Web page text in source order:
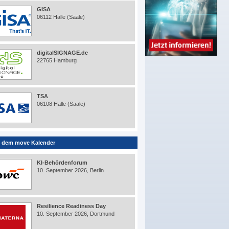
GISA
06112 Halle (Saale)
digitalSIGNAGE.de
22765 Hamburg
TSA
06108 Halle (Saale)
dem move Kalender
KI-Behördenforum
10. September 2026, Berlin
Resilience Readiness Day
10. September 2026, Dortmund